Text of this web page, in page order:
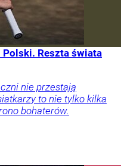
Polski. Reszta świata
nie przestają
to nie tylko kilka
bohaterów.